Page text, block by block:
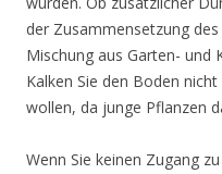
der Zusammensetzung
Mischung aus Garten- und
Kalken Sie den Boden
wollen, da junge Pflanzen
Wenn Sie keinen Zugang